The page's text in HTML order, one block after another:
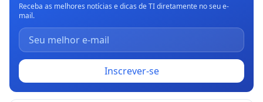
Receba as melhores notícias e dicas de TI diretamente no seu e-
mail.
Inscrever-se